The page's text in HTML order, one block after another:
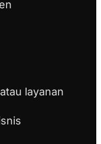
layanan